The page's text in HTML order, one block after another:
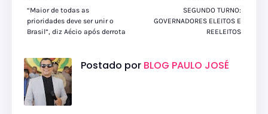
SEGUNDO TURNO:
GOVERNADORES ELEITOS E
REELEITOS
“Maior de todas as
prioridades deve ser unir o
Brasil”, diz Aécio após derrota
Postado por BLOG PAULO JOSÉ